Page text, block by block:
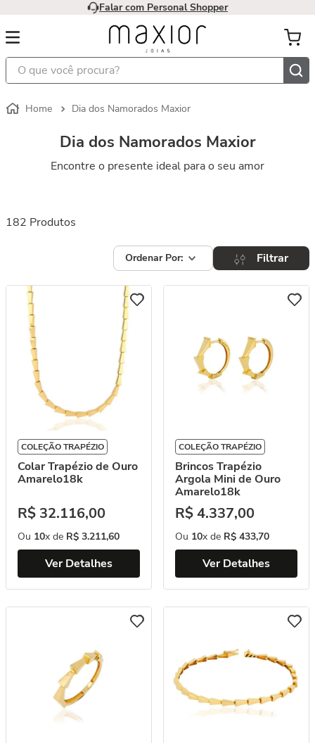
Falar com Personal Shopper
O que você procura?
Dia dos Namorados Maxior
Dia dos Namorados Maxior
Encontre o presente ideal para o seu amor
182 Produtos
Filtrar
COLEÇÃO TRAPÉZIO
Colar Trapézio de Ouro
Amarelo18k
R$ 32.116,00
Ou 10x de R$ 3.211,60
Ver Detalhes
COLEÇÃO TRAPÉZIO
Brincos Trapézio
Argola Mini de Ouro
Amarelo18k
R$4.337,00
Ou 10x de R$ 433,70
Ver Detalhes